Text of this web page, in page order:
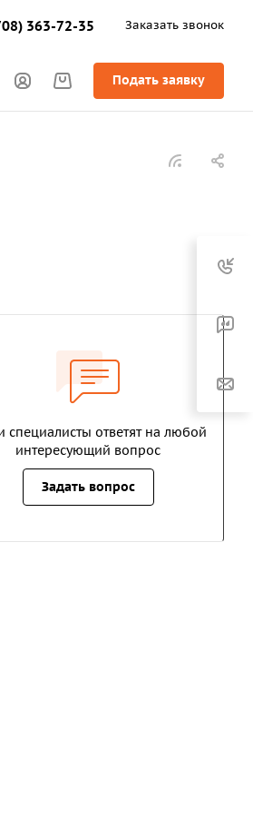
363-72-35 Заказать звонок
Подать заявку
специалисты ответят на любой
интересующий вопрос
Задать вопрос